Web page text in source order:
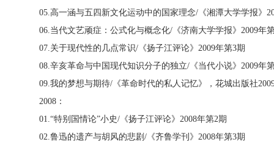
05. 高一涵与五四新文化运动中的国家理念/ 《湘潭大学学报》
06. 当代文艺顽症：公式化与概念化/ 《济南大学学报》 2009年
07. 关于现代性的几点常识/ 《扬子江评论》 2009年第3期
08. 辛亥革命与中国现代知识分子的独立/ 《当代小说》 2009年
09. 我的梦想与期待/ 《革命时代的私人记忆》，花城出版社
2008 ：
01.“特别国情论”小史/ 《扬子江评论》 2008年第2期
02. 鲁迅的遗产与胡风的悲剧 / 《齐鲁学刊》 2008年第3期